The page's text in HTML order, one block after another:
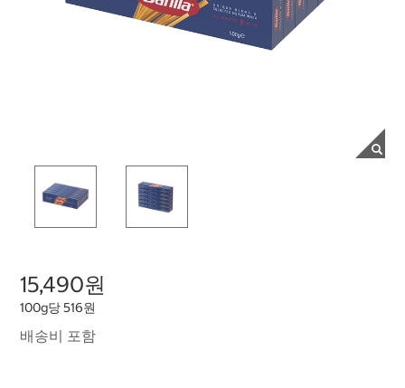
15,490원
100g당 516원
배송비 포함